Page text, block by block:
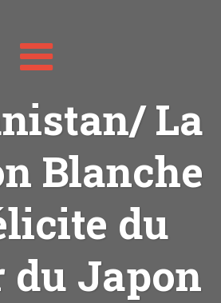
Toggle
navigation
La
Blanche
du
du Japon